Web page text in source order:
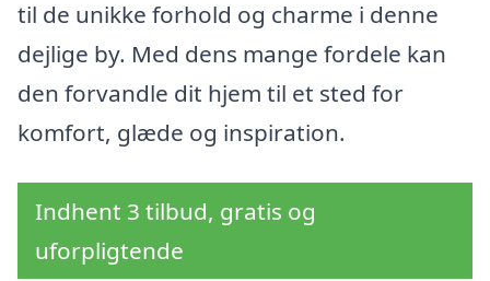
til de unikke forhold og charme i denne
dejlige by. Med dens mange fordele kan
den forvandle dit hjem til et sted for
komfort, glæde og inspiration.
Indhent 3 tilbud, gratis og
uforpligtende